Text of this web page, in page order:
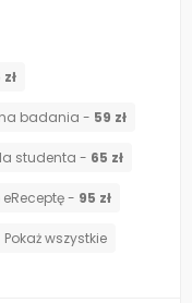
badania - 59 zł
studenta - 65 zł
- 95 zł
Pokaż wszystkie